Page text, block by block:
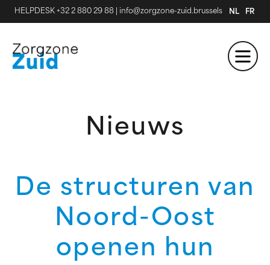
HELPDESK +32 2 880 29 88 info@zorgzone-zuid.brussels NL FR
Nieuws
De structuren van
Noord-Oost
openen hun